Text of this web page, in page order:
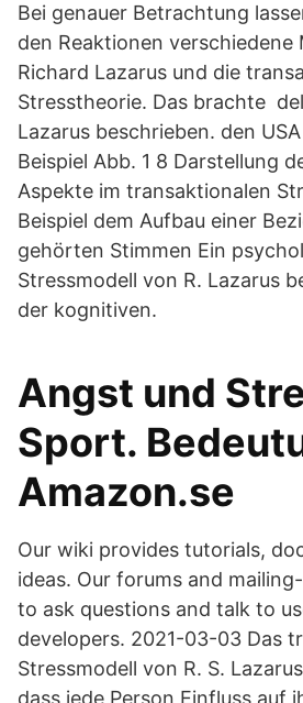
Bei genauer Betrachtung
den Reaktionen verschiedene
Richard Lazarus und die
Stresstheorie. Das brachte
Lazarus beschrieben. den
Beispiel Abb. 1 8 Darstellung
Aspekte im transaktionalen
Beispiel dem Aufbau einer
gehörten Stimmen Ein
Stressmodell von R. Lazarus
der kognitiven.
Angst und
Sport.
Amazon.se
Our wiki provides tutorials,
ideas. Our forums and
to ask questions and talk to
developers. 2021-03-03 Das
Stressmodell von R. S.
dass jede Person Einfluss auf